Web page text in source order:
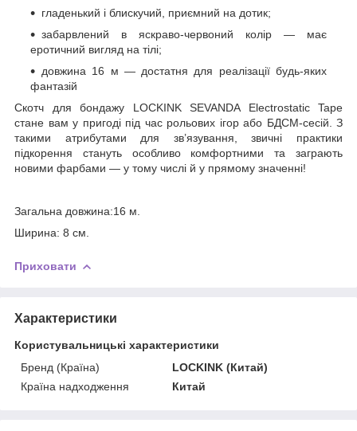
гладенький і блискучий, приємний на дотик;
забарвлений в яскраво-червоний колір — має
еротичний вигляд на тілі;
довжина 16 м — достатня для реалізації будь-яких
фантазій
Скотч для бондажу LOCKINK SEVANDA Electrostatic Tape
стане вам у пригоді під час рольових ігор або БДСМ-сесій. З
такими атрибутами для зв’язування, звичні практики
підкорення стануть особливо комфортними та заграють
новими фарбами — у тому числі й у прямому значенні!
Загальна довжина:16 м.
Ширина: 8 см.
Приховати
Характеристики
Користувальницькі характеристики
Бренд (Країна)
LOCKINK (Китай)
Країна надходження
Китай